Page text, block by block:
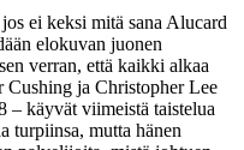
ei keksi mitä sana Alucard
elokuvan juonen
verran, että kaikki alkaa
Cushing ja Christopher Lee
– käyvät viimeistä taistelua
turpiinsa, mutta hänen